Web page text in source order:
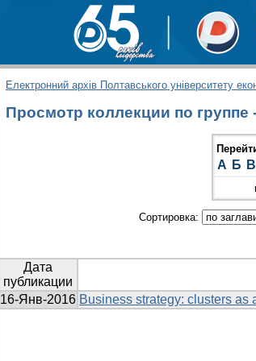
Електронний архів Полтавського університету
Просмотр коллекции по
А Б В
Сортировка:
Дата
публикации
16-Янв-2016 Business strategy: clusters as